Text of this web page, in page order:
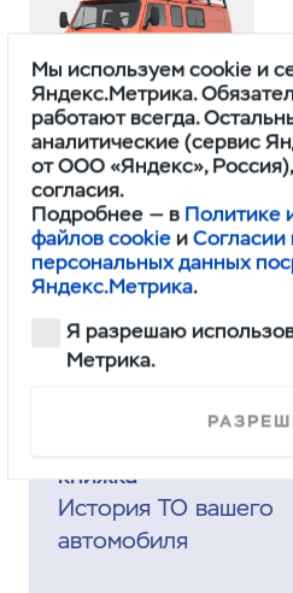
Буханка
книжка
История ТО вашего
автомобиля
Мы используем cookie и
Яндекс.Метрика.
работают всегда.
аналитические (сервис
от ООО «Яндекс»,
согласия.
Подробнее — в Политике
файлов cookie иСогласии
персональных данных
Яндекс.Метрика.
Я разрешаю
Метрика.